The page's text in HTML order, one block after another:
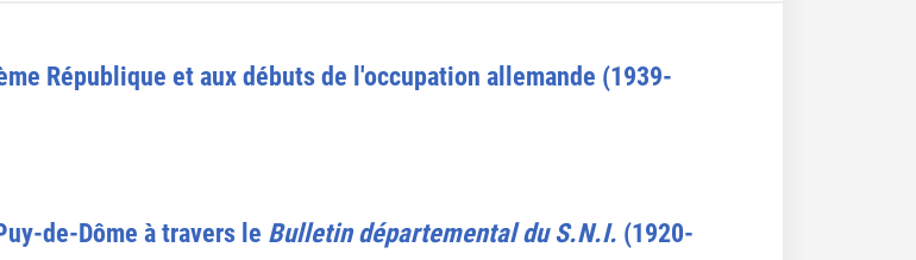
République et aux débuts de l'occupation allemande (1939-
de-Dôme à travers le Bulletin départemental du S.N.I. (1920-